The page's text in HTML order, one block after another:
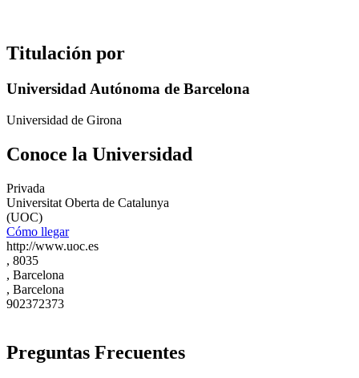
Titulación por
Universidad Autónoma de Barcelona
Universidad de Girona
Conoce la Universidad
Privada
Universitat Oberta de Catalunya
(UOC)
Cómo llegar
http://www.uoc.es
, 8035
, Barcelona
, Barcelona
902372373
Preguntas Frecuentes